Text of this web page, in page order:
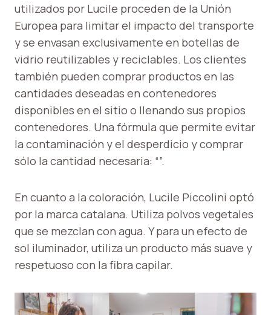
utilizados por Lucile proceden de la Unión
Europea para limitar el impacto del transporte
y se envasan exclusivamente en botellas de
vidrio reutilizables y reciclables. Los clientes
también pueden comprar productos en las
cantidades deseadas en contenedores
disponibles en el sitio o llenando sus propios
contenedores. Una fórmula que permite evitar
la contaminación y el desperdicio y comprar
sólo la cantidad necesaria: “”.
En cuanto a la coloración, Lucile Piccolini optó
por la marca catalana. Utiliza polvos vegetales
que se mezclan con agua. Y para un efecto de
sol iluminador, utiliza un producto más suave y
respetuoso con la fibra capilar.